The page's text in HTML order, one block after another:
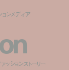
ンメディア
n
ションストーリー